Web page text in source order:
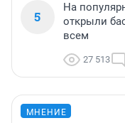
5
На
открыли
всем
27 513
МНЕНИЕ